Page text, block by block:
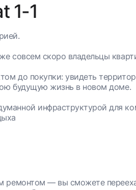
1-1
совсем скоро владельцы
до покупки: увидеть
будущую жизнь в новом доме.
инфраструктурой для
ремонтом — вы сможете